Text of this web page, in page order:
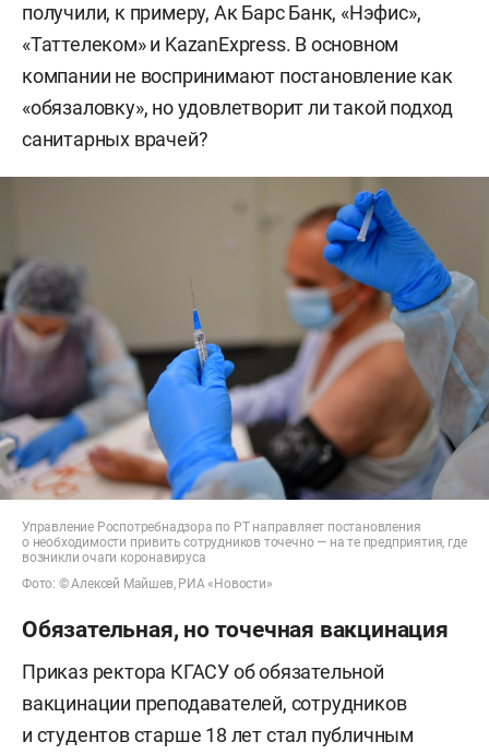
получили, к примеру, Ак Барс Банк, «Нэфис»,
«Таттелеком» и KazanExpress. В основном
компании не воспринимают постановление как
«обязаловку», но удовлетворит ли такой подход
санитарных врачей?
Управление Роспотребнадзора по РТ направляет постановления
о необходимости привить сотрудников точечно — на те предприятия, где
возникли очаги коронавируса
Фото: © Алексей Майшев, РИА «Новости»
Обязательная, но точечная вакцинация
Приказ ректора КГАСУ об обязательной
вакцинации преподавателей, сотрудников
и студентов старше 18 лет стал публичным